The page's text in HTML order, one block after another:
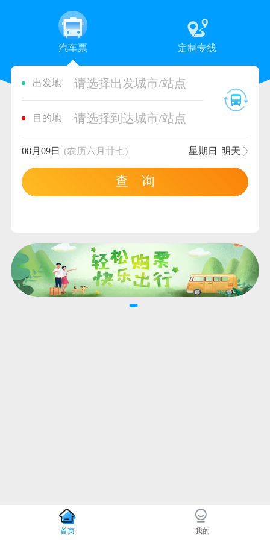
汽车票 定制专线
出发地 请选择出发城市/站点
目的地 请选择到达城市/站点
08月09日 (农历六月廿七) 星期日 明天
查 询
首页 我的